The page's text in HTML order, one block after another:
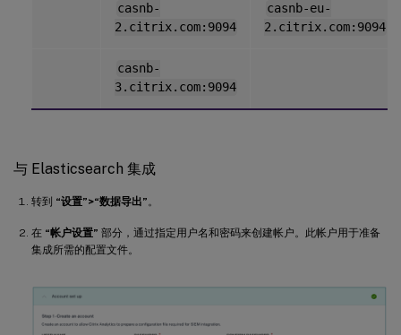
casnb-
2.citrix.com:9094
casnb-eu-
2.citrix.com:9094
casnb-
3.citrix.com:9094
与 Elasticsearch 集成
转到 “设置”>“数据导出” 。
在 “帐户设置” 部分，通过指定用户名和密码来创建帐户。此帐户用于准备
集成所需的配置文件。